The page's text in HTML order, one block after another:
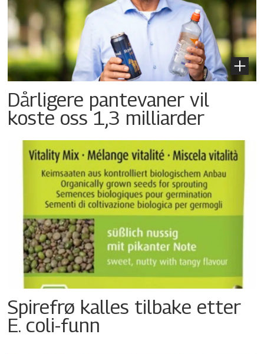
Dårligere pantevaner vil
koste oss 1,3 milliarder
Spirefrø kalles tilbake etter
E. coli-funn